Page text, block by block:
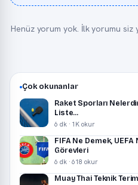
Henüz yorum yok. İlk yorumu siz
Çok okunanlar
Raket Sporları
Liste...
6 dk · 1K okur
FIFA Ne Demek, UEFA
Görevleri
6 dk · 618 okur
Muay Thai Teknik